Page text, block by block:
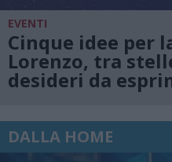
EVENTI
Cinque idee per
Lorenzo, tra
desideri da
DALLA HOME